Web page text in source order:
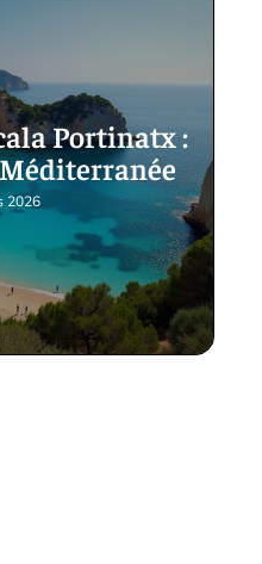
Portinatx :
2026